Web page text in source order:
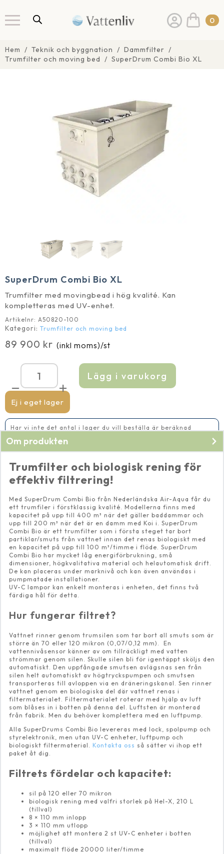
0
Hem Teknik och byggnation
Dammfilter
Trumfilter och moving bed
SuperDrum Combi Bio XL
SuperDrum Combi Bio XL
Trumfilter med movingbead i hög kvalité. Kan
kompletteras med UV-enhet.
Artikelnr: A50820-100
Kategori: Trumfilter och moving bed
89 900 kr (inkl moms)/st
Ej i eget lager
SuperDrum
Combi
Bio
XL
mängd
Lägg i varukorg
Har vi inte det antal i lager du vill beställa är beräknad
Om produkten
Trumfilter och biologisk rening för
effektiv filtrering!
Med SuperDrum Combi Bio från Nederländska Air-Aqua får du
ett trumfiler i förstklassig kvalité. Modellerna finns med
kapacitet på upp till 400 m³ när det gäller baddammar och
upp till 200 m³ när det är en damm med Koi i. SuperDrum
Combi Bio är ett trumfilter som i första steget tar bort
partiklar/smuts från vattnet innan det renas biologiskt med
en kapacitet på upp till 100 m³/timme i flöde. SuperDrum
Combi Bio har mycket låg energiförbrukning, små
dimensioner, högkvalitativa material och helautomatisk drift.
De kan placeras under marknivå och kan även användas i
pumpmatade installationer.
UV-C lampor kan enkelt monteras i enheten, det finns två
färdiga hål för detta.
Hur fungerar filtret?
Vattnet rinner genom trumsilen som tar bort all smuts som är
större än 70 eller 120 mikron (0,07/0,12 mm). En
vattennivåsensor känner av om tillräckligt med vatten
strömmar genom silen. Skulle silen bli för igentäppt sköljs den
automatiskt. Den uppfångade smutsen avlägsnas sen från
silen helt automatiskt av högtryckspumpen och smutsen
transporteras till avloppen via en dräneringskanal. Sen rinner
vattnet genom en biologiska del där vattnet renas i
filtermaterialet. Filtermaterialet roterar med hjälp av luft
som blåses in i botten på denna del. Luftsten är monterad
från fabrik. Men du behöver komplettera med en luftpump.
Alla SuperDrums Combi Bio levereras med lock, spolpump och
styrelektronik, men utan UV-C enheter, luftpump och
biologiskt filtermaterial. Kontakta oss så sätter vi ihop ett
paket åt dig.
Filtrets fördelar och kapacitet:
sil på 120 eller 70 mikron
biologisk rening med valfri storlek på Hel-X, 210 L
(tillval)
8 × 110 mm inlopp
3 × 110 mm utlopp
möjlighet att montera 2 st UV-C enheter i botten
(tillval)
maximalt flöde 20000 liter/timme